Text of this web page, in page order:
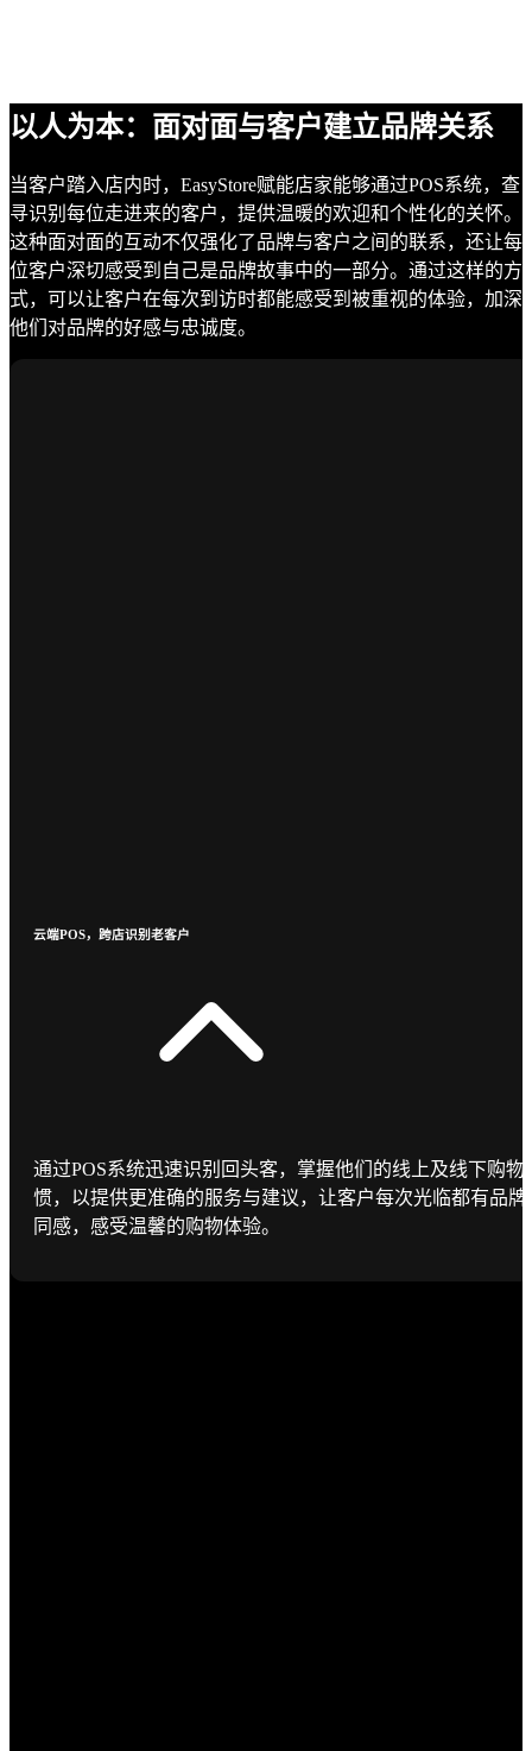
以人为本：面对面与客户建立品牌关系
当客户踏入店内时，EasyStore赋能店家能够通过POS系统，查
寻识别每位走进来的客户，提供温暖的欢迎和个性化的关怀。
这种面对面的互动不仅强化了品牌与客户之间的联系，还让每
位客户深切感受到自己是品牌故事中的一部分。通过这样的方
式，可以让客户在每次到访时都能感受到被重视的体验，加深
他们对品牌的好感与忠诚度。
云端POS，跨店识别老客户
通过POS系统迅速识别回头客，掌握他们的线上及线下购物
惯，以提供更准确的服务与建议，让客户每次光临都有品牌
同感，感受温馨的购物体验。